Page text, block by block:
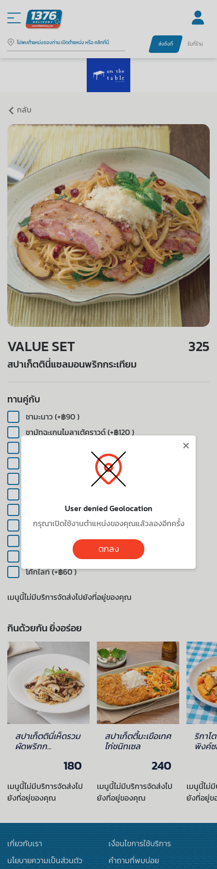
ไม่พบตำแหน่งของท่าน เปิดตำแหน่ง หรือ คลิกที่นี่ ส่งถึงที่ รับที่ร้าน
กลับ
VALUE SET 325
สปาเก็ตตินี่แซลมอนพริกกระเทียม
ทานคู่กับ
ชามะนาว (+฿90 )
ชามัทฉะเกนไมลาเต้คราวด์ (+฿120 )
พิงค์สกายโซดา (+฿100 )
ยูสุมิ้นท์เลมอนเนด (เย็น) (+฿100 )
สไปร์ท (+฿60 )
เลมอน & มะนาวโซดา (+฿90 )
เอิร์ลเกรย์พุดดิ้ง (+฿80 )
โค้กไลท์ (+฿60 )
เมนูนี้ไม่มีบริการจัดส่งไปยังที่อยู่ของคุณ
กินด้วยกัน ยิ่งอร่อย
สปาเก็ตตินี่เห็ดรวม
ผัดพริกก...
180
เมนูนี้ไม่มีบริการจัดส่งไป
ยังที่อยู่ของคุณ
สปาเก็ตตี้มะเขือเทศ
ไก่ชนิทเซล
240
เมนูนี้ไม่มีบริการจัดส่งไป
ยังที่อยู่ของคุณ
ริกาโ
พิงค์
เมนูนี้ไม่
ยังที่อยู่
เกี่ยวกับเรา
เงื่อนไขการใช้บริการ
นโยบายความเป็นส่วนตัว
คำถามที่พบบ่อย
×
User denied Geolocation
กรุณาเปิดใช้งานตำแหน่งของคุณแล้วลองอีกครั้ง
ตกลง